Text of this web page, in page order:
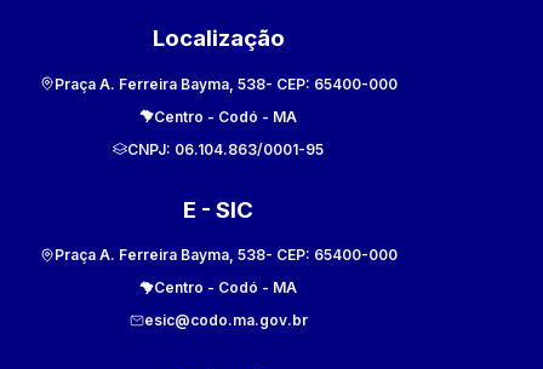
Localização
Praça A. Ferreira Bayma, 538- CEP: 65400-000
Centro - Codó - MA
CNPJ: 06.104.863/0001-95
E - SIC
Praça A. Ferreira Bayma, 538- CEP: 65400-000
Centro - Codó - MA
esic@codo.ma.gov.br